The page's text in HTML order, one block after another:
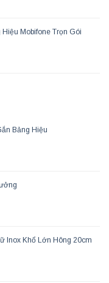
Mobifone Trọn Gói
Bảng Hiệu
Inox Khổ Lớn Hông 20cm